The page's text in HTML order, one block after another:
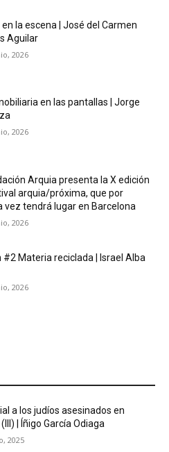
en la escena | José del Carmen
Aguilar
2026
en las pantallas | Jorge
2026
Arquia presenta la X edición
arquia/próxima, que por
vez tendrá lugar en Barcelona
2026
#2 Materia reciclada | Israel Alba
2026
a los judíos asesinados en
| Íñigo García Odiaga
2025